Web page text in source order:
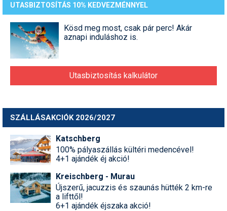
UTASBIZTOSÍTÁS 10% KEDVEZMÉNNYEL
Kösd meg most, csak pár perc! Akár
aznapi induláshoz is.
Utasbiztosítás kalkulátor
SZÁLLÁSAKCIÓK 2026/2027
Katschberg
100% pályaszállás kültéri medencével!
4+1 ajándék éj akció!
Kreischberg - Murau
Újszerű, jacuzzis és szaunás hütték 2 km-re
a lifttől!
6+1 ajándék éjszaka akció!